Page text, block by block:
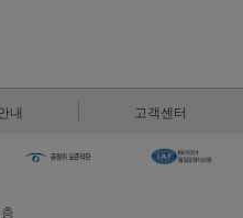
내 고객센터